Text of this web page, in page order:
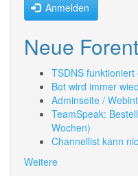
Anmelden
Neue
TSDNS
Bot wird immer
Adminseite /
TeamSpeak:
Wochen)
Channellist kann
Weitere